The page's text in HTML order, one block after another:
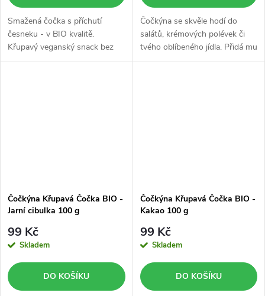
Smažená čočka s příchutí
česneku - v BIO kvalitě.
Křupavý veganský snack bez
lepku, který dodá tělu bílkoviny i
Čočkýna se skvěle hodí do
salátů, krémových polévek či
tvého oblíbeného jídla. Přidá mu
šmrnc a neodolatelnou
Čočkýna Křupavá Čočka BIO -
Jarní cibulka 100 g
99 Kč
Skladem
DO KOŠÍKU
Čočkýna Křupavá Čočka BIO -
Kakao 100 g
99 Kč
Skladem
DO KOŠÍKU